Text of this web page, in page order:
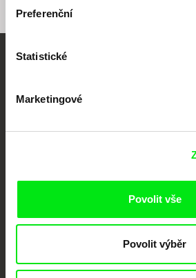
Preferenční
Statistické
Marketingové
Povolit vše
Povolit výběr
dokumentární
Nové festivalové
festivalů dokumentárního filmu sdružených do
podporovat kvalitní
Členové Doc Alliance